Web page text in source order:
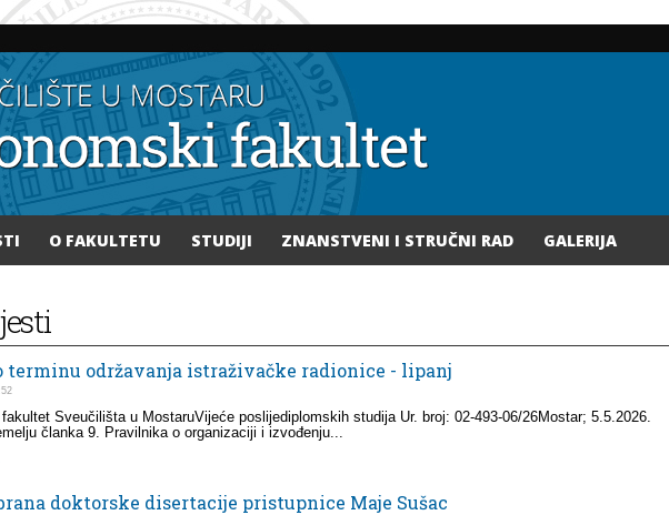
glavni
O FAKULTETU STUDIJI ZNANSTVENI I STRUČNI RAD GALERIJA
terminu održavanja istraživačke radionice - lipanj
Sveučilišta u MostaruVijeće poslijediplomskih studija Ur. broj: 02-493-06/26Mostar; 5.5.2026.
članka 9. Pravilnika o organizaciji i izvođenju...
doktorske disertacije pristupnice Maje Sušac